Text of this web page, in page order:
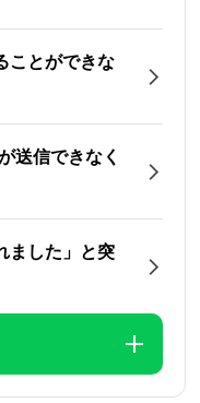
ことができな
送信できなく
ました」と突